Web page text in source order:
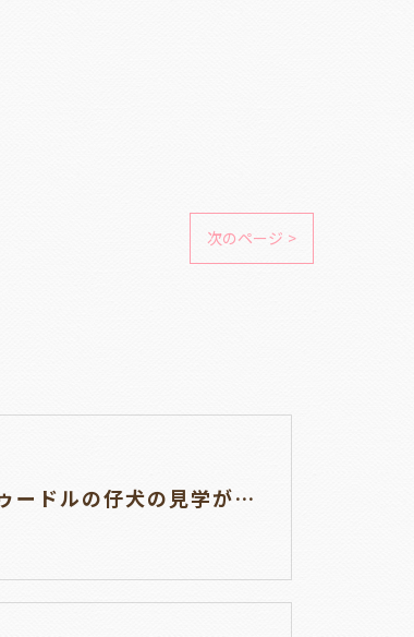
次のページ >
ゴールデンドゥードルの仔犬の見学が出来ます🐶🐶🐶岐阜県養老町のブリーダーワンダフルパピーです。